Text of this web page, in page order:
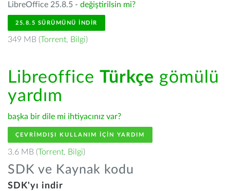
LibreOffice 25.8.5 - değiştirilsin mi?
25.8.5 SÜRÜMÜNÜ İNDIR
349 MB (Torrent, Bilgi)
Libreoffice Türkçe gömülü
yardım
başka bir dile mi ihtiyacınız var?
ÇEVRIMDIŞI KULLANIM IÇIN YARDIM
3.6 MB (Torrent, Bilgi)
SDK ve Kaynak kodu
SDK'yı indir